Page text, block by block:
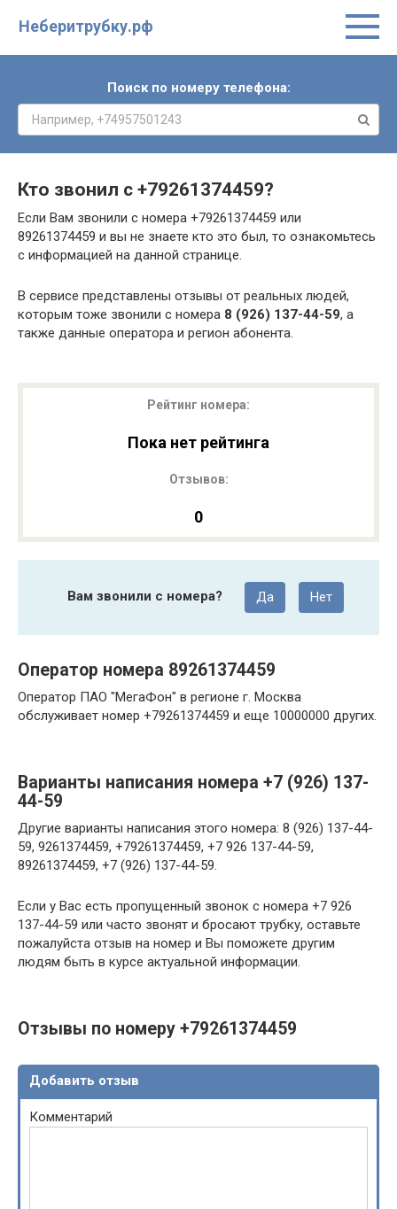
Неберитрубку.рф
Поиск по номеру телефона:
Кто звонил с +79261374459?
Если Вам звонили с номера +79261374459 или
89261374459 и вы не знаете кто это был, то ознакомьтесь
с информацией на данной странице.
В сервисе представлены отзывы от реальных людей,
которым тоже звонили с номера 8 (926) 137-44-59, а
также данные оператора и регион абонента.
Рейтинг номера:
Пока нет рейтинга
Отзывов:
0
Вам звонили с номера? Да Нет
Оператор номера 89261374459
Оператор ПАО "МегаФон" в регионе г. Москва
обслуживает номер +79261374459 и еще 10000000 других.
Варианты написания номера +7 (926) 137-
44-59
Другие варианты написания этого номера: 8 (926) 137-44-
59, 9261374459, +79261374459, +7 926 137-44-59,
89261374459, +7 (926) 137-44-59.
Если у Вас есть пропущенный звонок с номера +7 926
137-44-59 или часто звонят и бросают трубку, оставьте
пожалуйста отзыв на номер и Вы поможете другим
людям быть в курсе актуальной информации.
Отзывы по номеру +79261374459
Добавить отзыв
Комментарий